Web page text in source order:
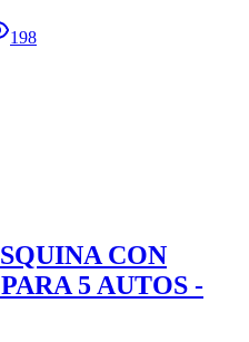
198
CON
5 AUTOS -